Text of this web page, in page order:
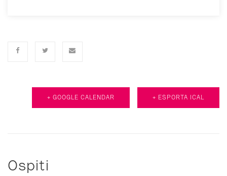
+ GOOGLE CALENDAR + ESPORTA ICAL
Ospiti